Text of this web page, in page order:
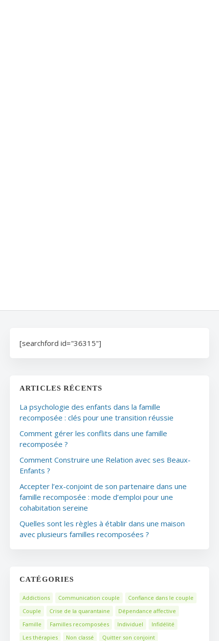
[searchford id="36315"]
ARTICLES RÉCENTS
La psychologie des enfants dans la famille
recomposée : clés pour une transition réussie
Comment gérer les conflits dans une famille
recomposée ?
Comment Construire une Relation avec ses Beaux-
Enfants ?
Accepter l’ex-conjoint de son partenaire dans une
famille recomposée : mode d’emploi pour une
cohabitation sereine
Quelles sont les règles à établir dans une maison
avec plusieurs familles recomposées ?
CATÉGORIES
Addictions Communication couple
Confiance dans le couple
Couple
Crise de la quarantaine
Dépendance affective
Famille
Familles recomposées Individuel
Infidélité
Les thérapies
Non classé Quitter son conjoint